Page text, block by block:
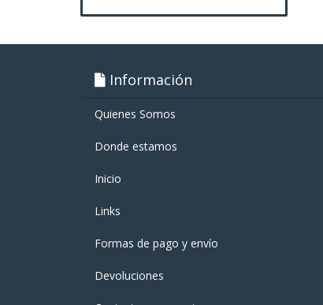
Información
Quienes Somos
Donde estamos
Inicio
Links
Formas de pago y enví­o
Devoluciones